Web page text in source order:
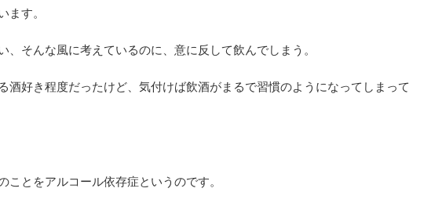
ます。
、そんな風に考えているのに、意に反して飲んでしまう。
酒好き程度だったけど、気付けば飲酒がまるで習慣のようになってしまって
ことをアルコール依存症というのです。